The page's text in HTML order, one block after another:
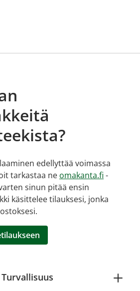
edellyttää voimassa
tarkastaa ne omakanta.fi -
sinun pitää ensin
käsittelee tilauksesi, jonka
Turvallisuus